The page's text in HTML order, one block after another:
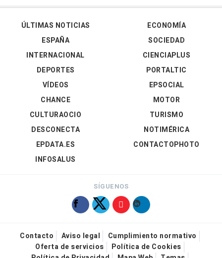
ÚLTIMAS NOTICIAS
ESPAÑA
INTERNACIONAL
DEPORTES
VÍDEOS
ECONOMÍA
SOCIEDAD
CIENCIAPLUS
PORTALTIC
EPSOCIAL
CHANCE
CULTURAOCIO
DESCONECTA
EPDATA.ES
INFOSALUS
MOTOR
TURISMO
NOTIMÉRICA
CONTACTOPHOTO
SÍGUENOS
Contacto Aviso legal
Cumplimiento normativo
Oferta de servicios
Política de Cookies